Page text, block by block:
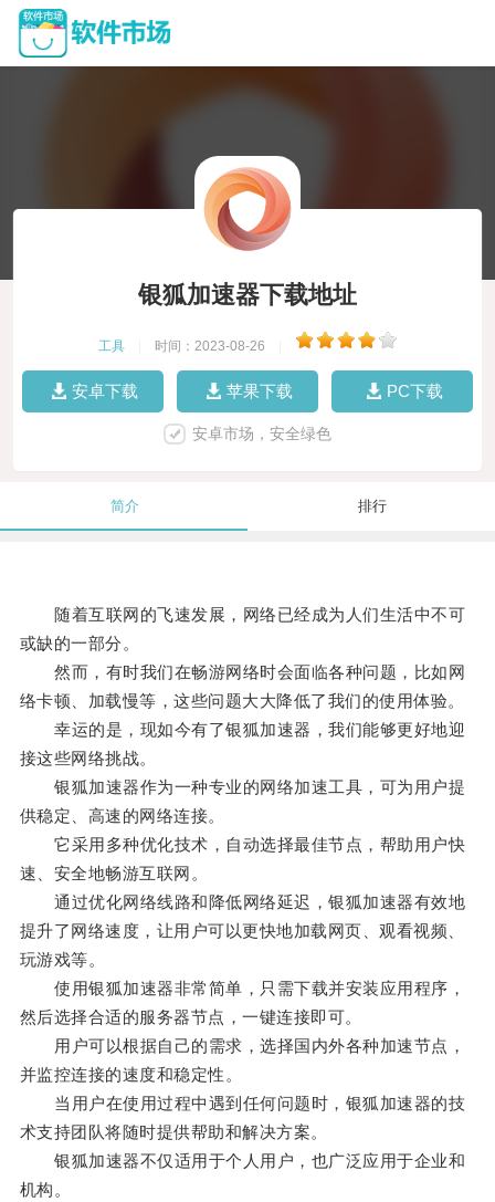
银狐加速器下载地址
工具 时间：2023-08-26
安卓下载 苹果下载 PC下载
安卓市场，安全绿色
简介 排行
随着互联网的飞速发展，网络已经成为人们生活中不可
或缺的一部分。
然而，有时我们在畅游网络时会面临各种问题，比如网
络卡顿、加载慢等，这些问题大大降低了我们的使用体验。
幸运的是，现如今有了银狐加速器，我们能够更好地迎
接这些网络挑战。
银狐加速器作为一种专业的网络加速工具，可为用户提
供稳定、高速的网络连接。
它采用多种优化技术，自动选择最佳节点，帮助用户快
速、安全地畅游互联网。
通过优化网络线路和降低网络延迟，银狐加速器有效地
提升了网络速度，让用户可以更快地加载网页、观看视频、
玩游戏等。
使用银狐加速器非常简单，只需下载并安装应用程序，
然后选择合适的服务器节点，一键连接即可。
用户可以根据自己的需求，选择国内外各种加速节点，
并监控连接的速度和稳定性。
当用户在使用过程中遇到任何问题时，银狐加速器的技
术支持团队将随时提供帮助和解决方案。
银狐加速器不仅适用于个人用户，也广泛应用于企业和
机构。